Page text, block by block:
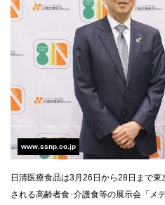
www.ssnp.co.jp
日清医療食品は3月26日から28日まで
される高齢者食･介護食等の展示会「メ